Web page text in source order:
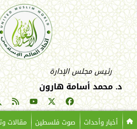
رئيس مجلس الإدارة
د. محمد أسامة هارون
أخبار وأحداث صوت فلسطين مقالات